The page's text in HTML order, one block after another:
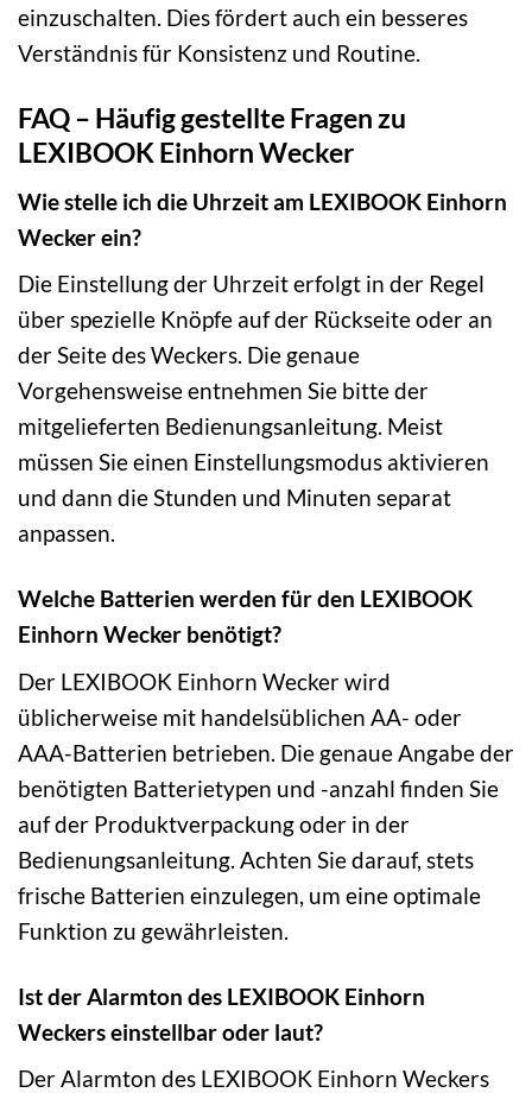
einzuschalten. Dies fördert auch ein besseres
Verständnis für Konsistenz und Routine.
FAQ – Häufig gestellte Fragen zu
LEXIBOOK Einhorn Wecker
Wie stelle ich die Uhrzeit am LEXIBOOK Einhorn
Wecker ein?
Die Einstellung der Uhrzeit erfolgt in der Regel
über spezielle Knöpfe auf der Rückseite oder an
der Seite des Weckers. Die genaue
Vorgehensweise entnehmen Sie bitte der
mitgelieferten Bedienungsanleitung. Meist
müssen Sie einen Einstellungsmodus aktivieren
und dann die Stunden und Minuten separat
anpassen.
Welche Batterien werden für den LEXIBOOK
Einhorn Wecker benötigt?
Der LEXIBOOK Einhorn Wecker wird
üblicherweise mit handelsüblichen AA- oder
AAA-Batterien betrieben. Die genaue Angabe der
benötigten Batterietypen und -anzahl finden Sie
auf der Produktverpackung oder in der
Bedienungsanleitung. Achten Sie darauf, stets
frische Batterien einzulegen, um eine optimale
Funktion zu gewährleisten.
Ist der Alarmton des LEXIBOOK Einhorn
Weckers einstellbar oder laut?
Der Alarmton des LEXIBOOK Einhorn Weckers